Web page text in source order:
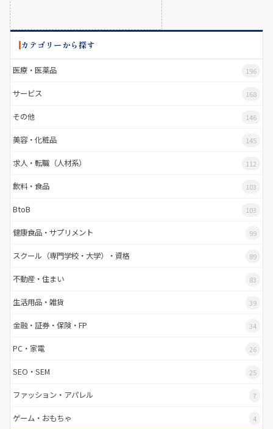
カテゴリーから探す
医療・医薬品 196
サービス 168
その他 146
美容・化粧品 145
求人・転職（人材系） 112
飲料・食品 103
BtoB 103
健康食品・サプリメント 99
スクール（専門学校・大学）・資格 89
不動産・住まい 83
生活用品・雑貨 39
金融・証券・保険・FP 34
PC・家電 26
SEO・SEM 25
ファッション・アパレル 7
ゲーム・おもちゃ 4